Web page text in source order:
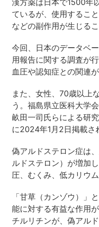
漢方薬は日本で1500年
ているが、使用するこ
などの副作用が生じるこ
今回、日本のデータベ
用報告に関する調査が
血圧や認知症との関連
また、女性、70歳以上
う。福島県立医科大学
畝田一司氏らによる研
に2024年1月2日掲載さ
偽アルドステロン症は
ルドステロン）が増加
圧、むくみ、低カリウ
「甘草（カンゾウ）」
能に対する有益な作用
チルリチンが、偽アル